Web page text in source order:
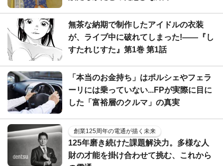
無茶な納期で制作したアイドルの衣装
が、ライブ中に破れてしまった!――『し
すたれじすた』第1巻 第1話
「本当のお金持ち」はポルシェやフェラ
ーリには乗っていない...FPが実際に目に
した「富裕層のクルマ」の真実
創業125周年の電通が描く未来
125年磨き続けた課題解決力。多様な人
財の才能を掛け合わせて挑む、これから